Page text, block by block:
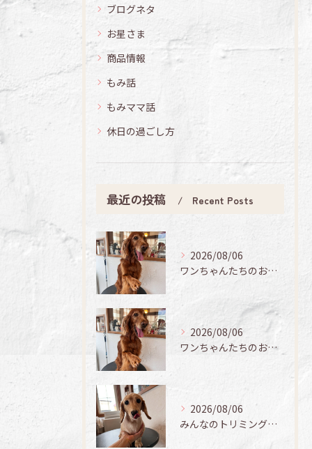
ブログネタ
お星さま
商品情報
もみ話
もみママ話
休日の過ごし方
最近の投稿 Recent Posts
2026/08/06
ワンちゃんたちのお手入れ日記🐶✨
2026/08/06
ワンちゃんたちのお手入れ日記🐶✨
2026/08/06
みんなのトリミング日記🌟